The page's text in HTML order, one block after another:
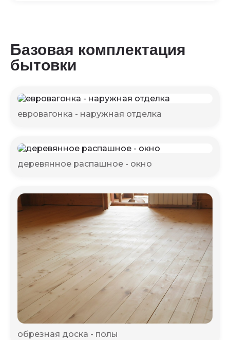
Базовая комплектация
бытовки
евровагонка - наружная отделка
деревянное распашное - окно
обрезная доска - полы